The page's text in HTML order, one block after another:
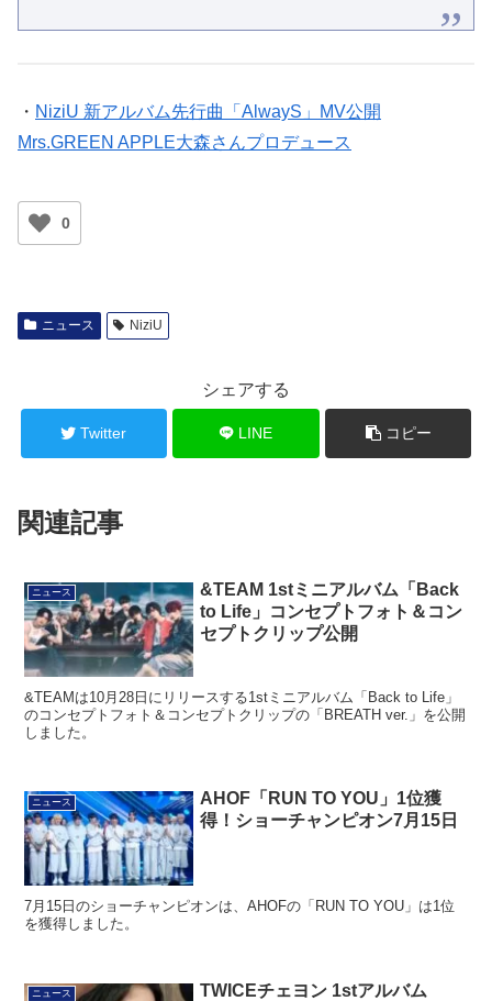
・ NiziU 新アルバム先行曲「AlwayS」MV公開
Mrs.GREEN APPLE大森さんプロデュース
0
ニュース NiziU
シェアする
Twitter LINE コピー
関連記事
ニュース
&TEAM 1stミニアルバム「Back
to Life」コンセプトフォト＆コン
セプトクリップ公開
&TEAMは10月28日にリリースする1stミニアルバム「Back to Life」
のコンセプトフォト＆コンセプトクリップの「BREATH ver.」を公開
しました。
ニュース
AHOF「RUN TO YOU」1位獲
得！ショーチャンピオン7月15日
7月15日のショーチャンピオンは、AHOFの「RUN TO YOU」は1位
を獲得しました。
ニュース
TWICEチェヨン 1stアルバム